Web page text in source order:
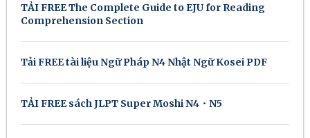
TẢI FREE The Complete Guide to EJU for Reading
Comprehension Section
Tải FREE tài liệu Ngữ Pháp N4 Nhật Ngữ Kosei PDF
TẢI FREE sách JLPT Super Moshi N4・N5